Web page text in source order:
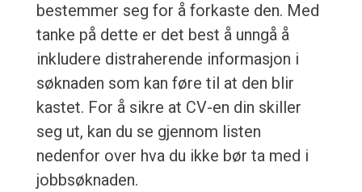
bestemmer seg for å forkaste den. Med
tanke på dette er det best å unngå å
inkludere distraherende informasjon i
søknaden som kan føre til at den blir
kastet. For å sikre at CV-en din skiller
seg ut, kan du se gjennom listen
nedenfor over hva du ikke bør ta med i
jobbsøknaden.